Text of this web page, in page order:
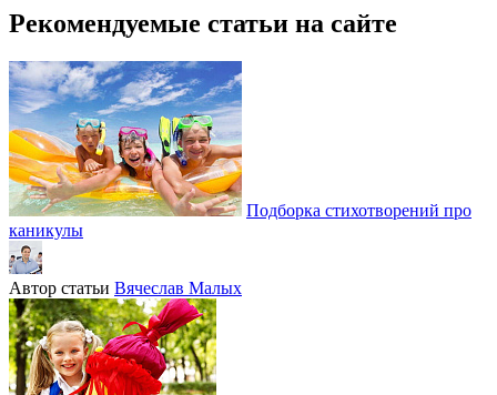
Рекомендуемые статьи на сайте
Подборка стихотворений про
каникулы
Автор статьи Вячеслав Малых